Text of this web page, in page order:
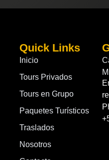
Quick Links
Inicio
Tours Privados
Tours en Grupo
Paquetes Turísticos
Traslados
Nosotros